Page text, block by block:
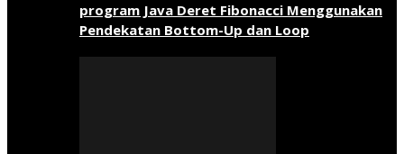
program Java Deret Fibonacci Menggunakan
Pendekatan Bottom-Up dan Loop